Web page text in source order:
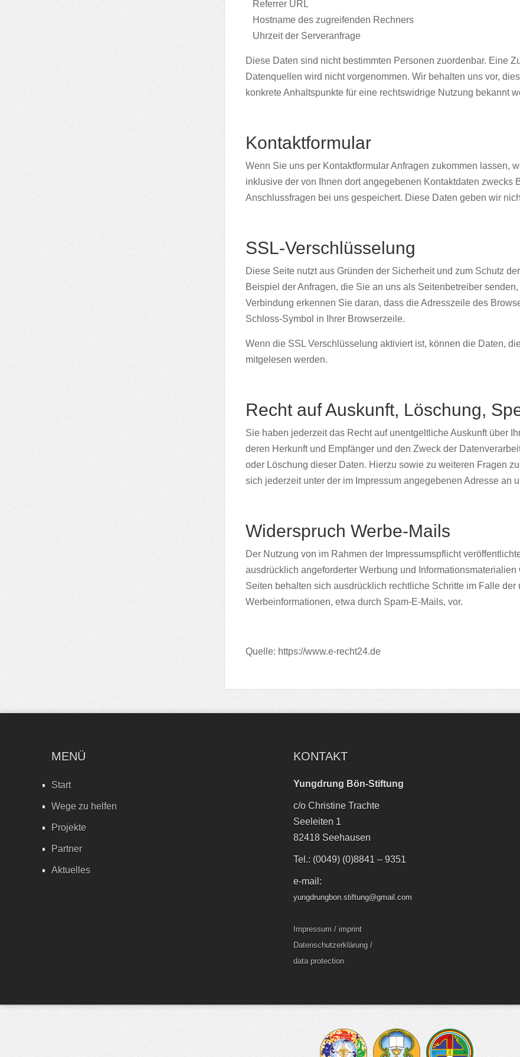
Referrer URL
Hostname des zugreifenden Rechners
Uhrzeit der Serveranfrage
Diese Daten sind nicht bestimmten Personen zuordenbar. Eine
Datenquellen wird nicht vorgenommen. Wir behalten uns vor,
konkrete Anhaltspunkte für eine rechtswidrige Nutzung bekannt
Kontaktformular
Wenn Sie uns per Kontaktformular Anfragen zukommen lassen,
inklusive der von Ihnen dort angegebenen Kontaktdaten zwecks
Anschlussfragen bei uns gespeichert. Diese Daten geben wir
SSL-Verschlüsselung
Diese Seite nutzt aus Gründen der Sicherheit und zum Schutz
Beispiel der Anfragen, die Sie an uns als Seitenbetreiber
Verbindung erkennen Sie daran, dass die Adresszeile des
Schloss-Symbol in Ihrer Browserzeile.
Wenn die SSL Verschlüsselung aktiviert ist, können die Daten,
mitgelesen werden.
Recht auf Auskunft, Löschung,
Sie haben jederzeit das Recht auf unentgeltliche Auskunft über
deren Herkunft und Empfänger und den Zweck der
oder Löschung dieser Daten. Hierzu sowie zu weiteren Fragen
sich jederzeit unter der im Impressum angegebenen Adresse an
Widerspruch Werbe-Mails
Der Nutzung von im Rahmen der Impressumspflicht
ausdrücklich angeforderter Werbung und
Seiten behalten sich ausdrücklich rechtliche Schritte im Falle
Werbeinformationen, etwa durch Spam-E-Mails, vor.
Quelle: https://www.e-recht24.de
MENÜ
Start
Wege zu helfen
Projekte
Partner
Aktuelles
KONTAKT
Yungdrung Bön-Stiftung
c/o Christine Trachte
Seeleiten 1
82418 Seehausen
Tel.: (0049) (0)8841 – 9351
e-mail:
yungdrungbon.stiftung@gmail.com
Impressum / imprint
Datenschutzerklärung /
data protection